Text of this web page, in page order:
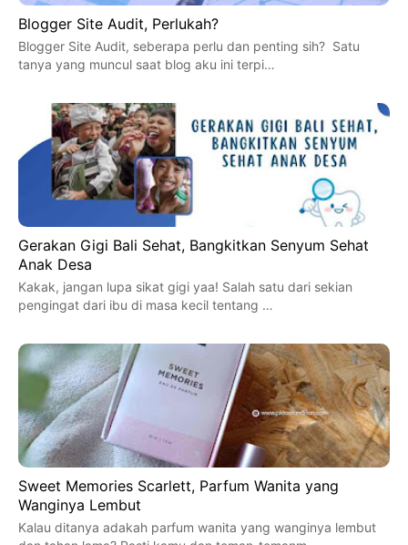
Blogger Site Audit, Perlukah?
Blogger Site Audit, seberapa perlu dan penting sih? Satu
tanya yang muncul saat blog aku ini terpi…
Gerakan Gigi Bali Sehat, Bangkitkan Senyum Sehat
Anak Desa
Kakak, jangan lupa sikat gigi yaa! Salah satu dari sekian
pengingat dari ibu di masa kecil tentang …
Sweet Memories Scarlett, Parfum Wanita yang
Wanginya Lembut
Kalau ditanya adakah parfum wanita yang wanginya lembut